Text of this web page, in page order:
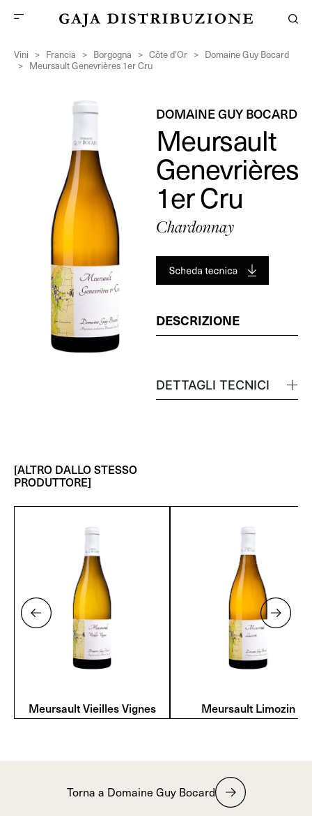
Vini > Francia > Borgogna > Côte d’Or > Domaine Guy Bocard
> Meursault Genevrières 1er Cru
DOMAINE GUY BOCARD
Meursault
Genevrières
1er Cru
Chardonnay
DESCRIZIONE
DETTAGLI TECNICI
[ALTRO DALLO STESSO
PRODUTTORE]
Meursault Vieilles Vignes Meursault Limozin
Torna a Domaine Guy Bocard